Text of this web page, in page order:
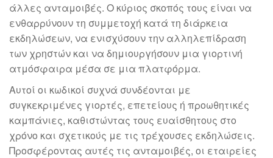
άλλες ανταμοιβές. Ο κύριος σκοπός τους είναι να
ενθαρρύνουν τη συμμετοχή κατά τη διάρκεια
εκδηλώσεων, να ενισχύσουν την αλληλεπίδραση
των χρηστών και να δημιουργήσουν μια γιορτινή
ατμόσφαιρα μέσα σε μια πλατφόρμα.
Αυτοί οι κωδικοί συχνά συνδέονται με
συγκεκριμένες γιορτές, επετείους ή προωθητικές
καμπάνιες, καθιστώντας τους ευαίσθητους στο
χρόνο και σχετικούς με τις τρέχουσες εκδηλώσεις.
Προσφέροντας αυτές τις ανταμοιβές, οι εταιρείες